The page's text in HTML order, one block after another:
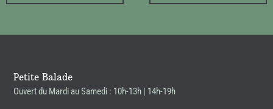
Petite Balade
Ouvert du Mardi au Samedi : 10h-13h | 14h-19h